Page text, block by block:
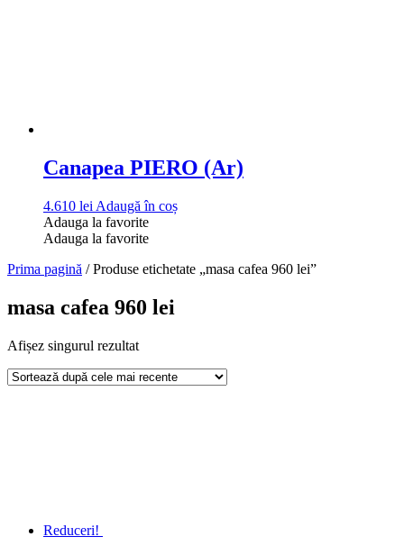
Canapea PIERO (Ar)
4.610 lei Adaugă în coș
Adauga la favorite
Adauga la favorite
Prima pagină / Produse etichetate „masa cafea 960 lei”
masa cafea 960 lei
Afișez singurul rezultat
Reduceri!